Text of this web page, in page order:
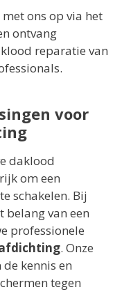
ons op via het
ontvang
reparatie van
voor
daklood
om een
schakelen. Bij
belang van een
professionele
. Onze
kennis en
tegen